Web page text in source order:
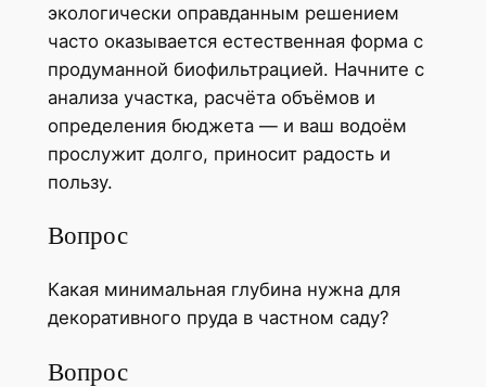
экологически оправданным решением
часто оказывается естественная форма с
продуманной биофильтрацией. Начните с
анализа участка, расчёта объёмов и
определения бюджета — и ваш водоём
прослужит долго, приносит радость и
пользу.
Вопрос
Какая минимальная глубина нужна для
декоративного пруда в частном саду?
Вопрос